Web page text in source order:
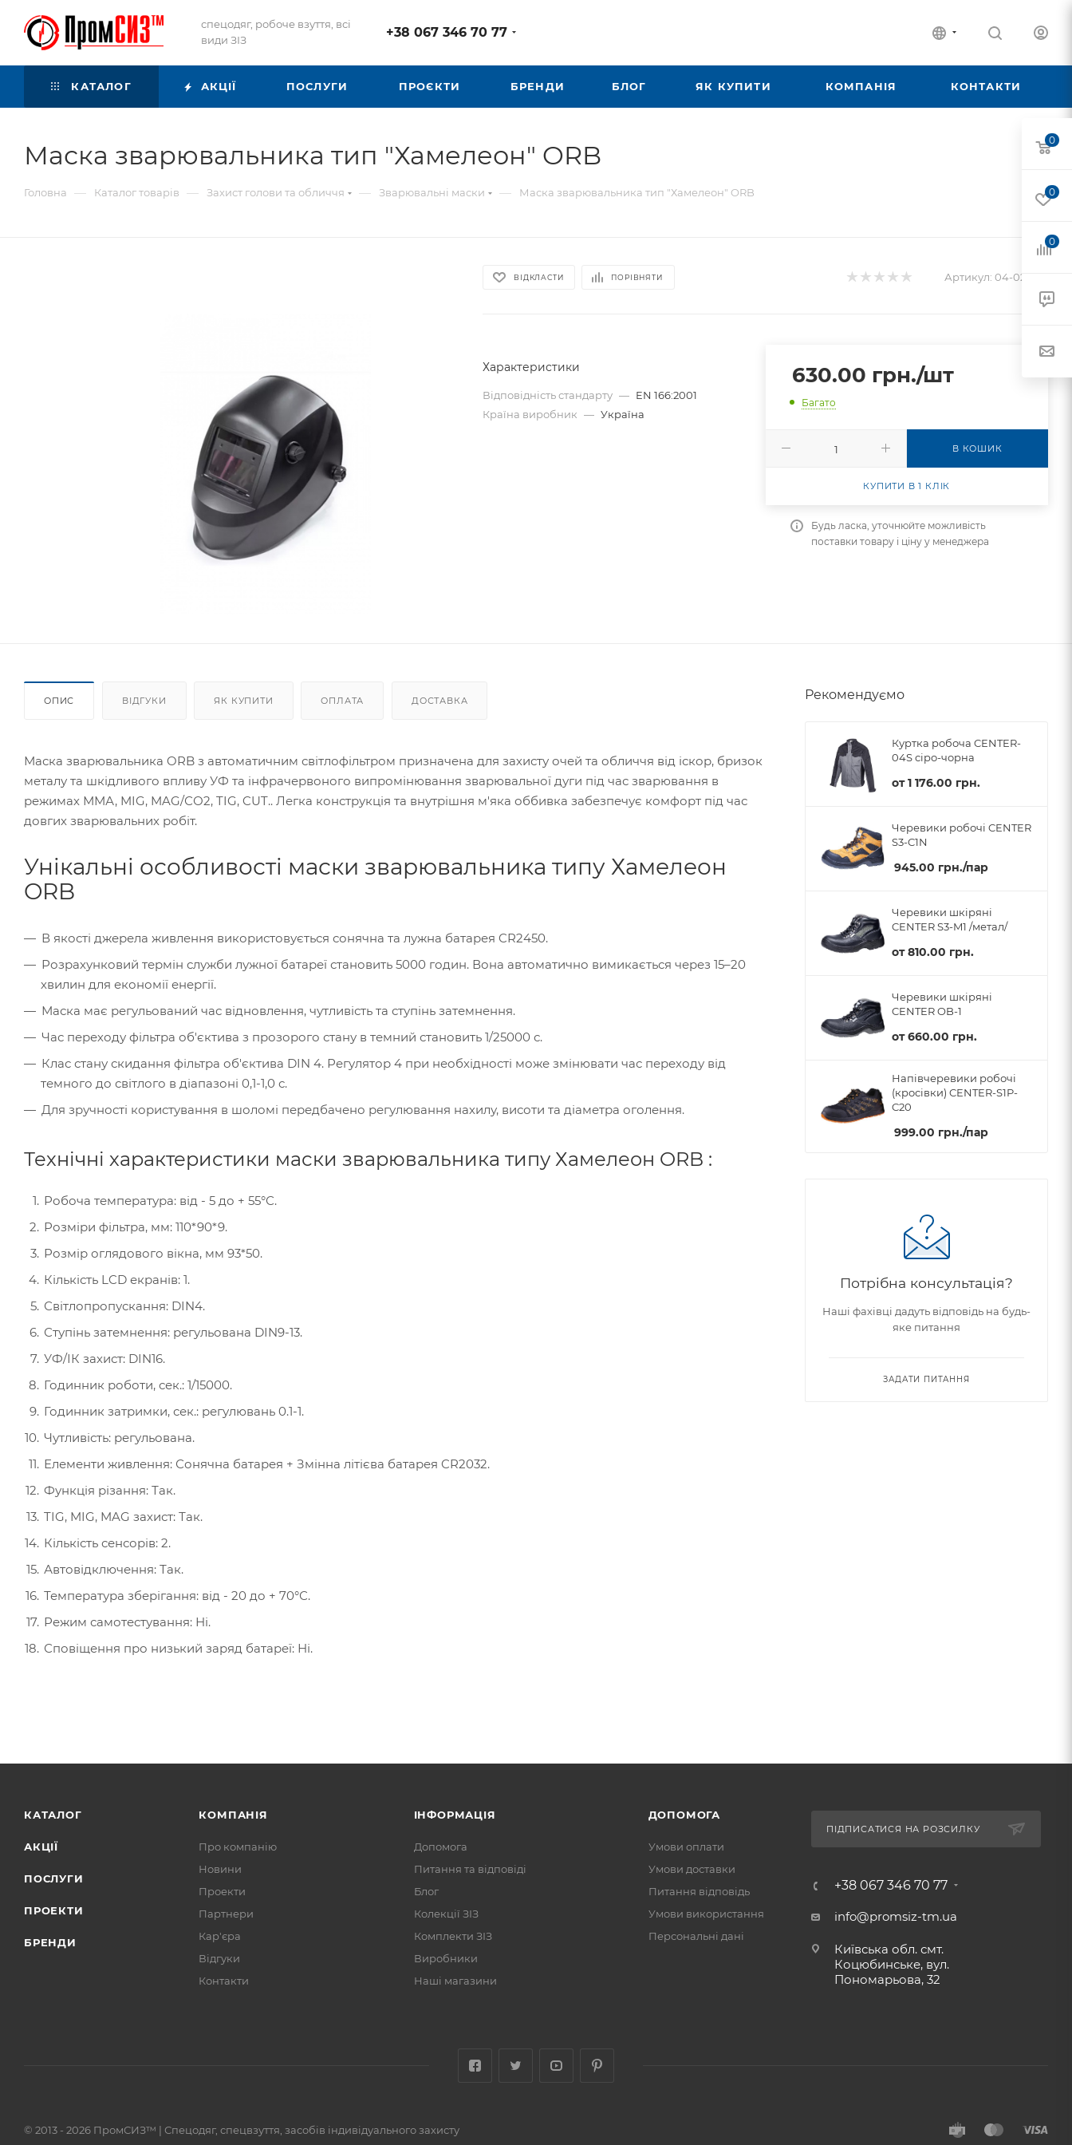
спецодяг, робоче взуття, всі
види ЗІЗ
+38 067 346 70 77
КАТАЛОГ АКЦІЇ ПОСЛУГИ ПРОЄКТИ БРЕНДИ БЛОГ ЯК КУПИТИ КОМПАНІЯ КОНТАКТИ
Маска зварювальника тип "Хамелеон" ORB
Головна — Каталог товарів — Захист голови та обличчя — Зварювальні маски — Маска зварювальника тип "Хамелеон" ORB
ВІДКЛАСТИ ПОРІВНЯТИ Артикул: 04-02-041
Характеристики
Відповідність стандарту — EN 166:2001
Країна виробник — Україна
630.00 грн./шт
Багато
В КОШИК
КУПИТИ В 1 КЛІК
Будь ласка, уточнюйте можливість
поставки товару і ціну у менеджера
ОПИС ВІДГУКИ ЯК КУПИТИ ОПЛАТА ДОСТАВКА
Маска зварювальника ORB з автоматичним світлофільтром призначена для захисту очей та обличчя від іскор, бризок
металу та шкідливого впливу УФ та інфрачервоного випромінювання зварювальної дуги під час зварювання в
режимах ММА, MIG, MAG/СО2, TIG, CUT.. Легка конструкція та внутрішня м'яка оббивка забезпечує комфорт під час
довгих зварювальних робіт.
Унікальні особливості маски зварювальника типу Хамелеон
ORB
В якості джерела живлення використовується сонячна та лужна батарея CR2450.
Розрахунковий термін служби лужної батареї становить 5000 годин. Вона автоматично вимикається через 15–20
хвилин для економії енергії.
Маска має регульований час відновлення, чутливість та ступінь затемнення.
Час переходу фільтра об'єктива з прозорого стану в темний становить 1/25000 с.
Клас стану скидання фільтра об'єктива DIN 4. Регулятор 4 при необхідності може змінювати час переходу від
темного до світлого в діапазоні 0,1-1,0 с.
Для зручності користування в шоломі передбачено регулювання нахилу, висоти та діаметра оголення.
Технічні характеристики маски зварювальника типу Хамелеон ORB :
Робоча температура: від - 5 до + 55°С.
Розміри фільтра, мм: 110*90*9.
Розмір оглядового вікна, мм 93*50.
Кількість LCD екранів: 1.
Світлопропускання: DIN4.
Ступінь затемнення: регульована DIN9-13.
УФ/ІК захист: DIN16.
Годинник роботи, сек.: 1/15000.
Годинник затримки, сек.: регулювань 0.1-1.
Чутливість: регульована.
Елементи живлення: Сонячна батарея + Змінна літієва батарея CR2032.
Функція різання: Так.
TIG, MIG, MAG захист: Так.
Кількість сенсорів: 2.
Автовідключення: Так.
Температура зберігання: від - 20 до + 70°С.
Режим самотестування: Ні.
Сповіщення про низький заряд батареї: Ні.
Рекомендуємо
Куртка робоча CENTER-
04S сіро-чорна
от1 176.00 грн.
Черевики робочі CENTER
S3-C1N
945.00 грн./пар
Черевики шкіряні
CENTER S3-M1 /метал/
от810.00 грн.
Черевики шкіряні
CENTER OB-1
от660.00 грн.
Напівчеревики робочі
(кросівки) CENTER-S1P-
C20
999.00 грн./пар
Потрібна консультація?
Наші фахівці дадуть відповідь на будь-
яке питання
ЗАДАТИ ПИТАННЯ
КАТАЛОГ
АКЦІЇ
ПОСЛУГИ
ПРОЕКТИ
БРЕНДИ
КОМПАНІЯ
Про компанію
Новини
Проекти
Партнери
Кар'єра
Відгуки
Контакти
ІНФОРМАЦІЯ
Допомога
Питання та відповіді
Блог
Колекції ЗІЗ
Комплекти ЗІЗ
Виробники
Наші магазини
ДОПОМОГА
Умови оплати
Умови доставки
Питання відповідь
Умови використання
Персональні дані
ПІДПИСАТИСЯ НА РОЗСИЛКУ
+38 067 346 70 77
info@promsiz-tm.ua
Київська обл. смт.
Коцюбинське, вул.
Пономарьова, 32
© 2013 - 2026 ПромСИЗ™ | Спецодяг, спецвзуття, засобів індивідуального захисту
0
0
0